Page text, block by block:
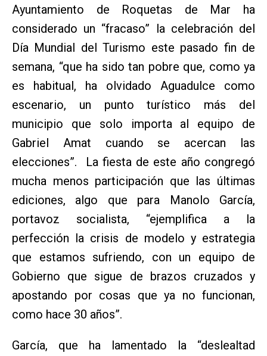
Ayuntamiento de Roquetas de Mar ha
considerado un “fracaso” la celebración del
Día Mundial del Turismo este pasado fin de
semana, “que ha sido tan pobre que, como ya
es habitual, ha olvidado Aguadulce como
escenario, un punto turístico más del
municipio que solo importa al equipo de
Gabriel Amat cuando se acercan las
elecciones”. La fiesta de este año congregó
mucha menos participación que las últimas
ediciones, algo que para Manolo García,
portavoz socialista, “ejemplifica a la
perfección la crisis de modelo y estrategia
que estamos sufriendo, con un equipo de
Gobierno que sigue de brazos cruzados y
apostando por cosas que ya no funcionan,
como hace 30 años”.
García, que ha lamentado la “deslealtad